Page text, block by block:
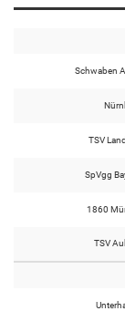
Schwaben
TSV
SpVgg
1860
TSV